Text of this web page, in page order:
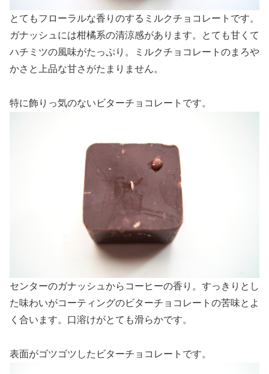
とてもフローラルな香りのするミルクチョコレートです。
ガナッシュには柑橘系の清涼感があります。とても甘くて
ハチミツの風味がたっぷり。ミルクチョコレートのまろや
かさと上品な甘さがたまりません。
特に飾りっ気のないビターチョコレートです。
センターのガナッシュからコーヒーの香り。すっきりとし
た味わいがコーティングのビターチョコレートの苦味とよ
く合います。口溶けがとても滑らかです。
表面がゴツゴツしたビターチョコレートです。